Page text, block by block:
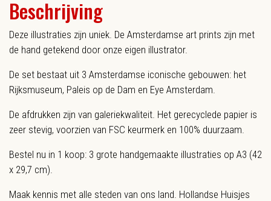
Beschrijving
Deze illustraties zijn uniek. De Amsterdamse art prints zijn met
de hand getekend door onze eigen illustrator.
De set bestaat uit 3 Amsterdamse iconische gebouwen: het
Rijksmuseum, Paleis op de Dam en Eye Amsterdam.
De afdrukken zijn van galeriekwaliteit. Het gerecyclede papier is
zeer stevig, voorzien van FSC keurmerk en 100% duurzaam.
Bestel nu in 1 koop: 3 grote handgemaakte illustraties op A3 (42
x 29,7 cm).
Maak kennis met alle steden van ons land. Hollandse Huisjes